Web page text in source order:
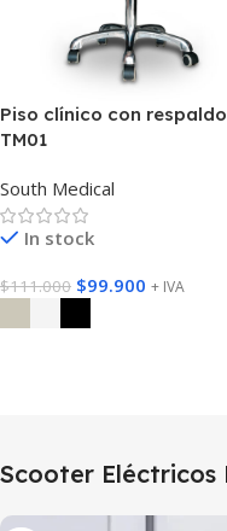
Piso clínico con respaldo
TM01
South Medical
In stock
$111.000 $99.900 + IVA
Scooter Eléctricos